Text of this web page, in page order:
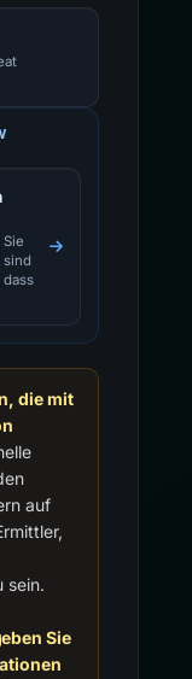
sind
dass
die mit
auf
sein.
Sie